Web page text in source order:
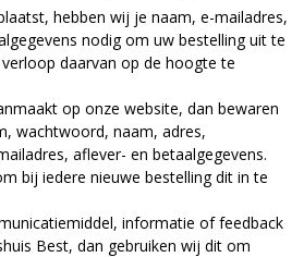
hebben wij je naam, e-mailadres,
nodig om uw bestelling uit te
daarvan op de hoogte te
op onze website, dan bewaren
wachtwoord, naam, adres,
aflever- en betaalgegevens.
bij iedere nieuwe bestelling dit in te
informatie of feedback
Best, dan gebruiken wij dit om